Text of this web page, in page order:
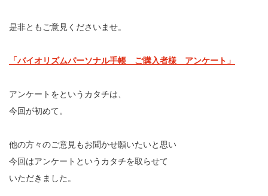
是非ともご意見くださいませ。
「バイオリズムパーソナル手帳 ご購入者様 アンケート」
アンケートをというカタチは、
今回が初めて。
他の方々のご意見もお聞かせ願いたいと思い
今回はアンケートというカタチを取らせて
いただきました。